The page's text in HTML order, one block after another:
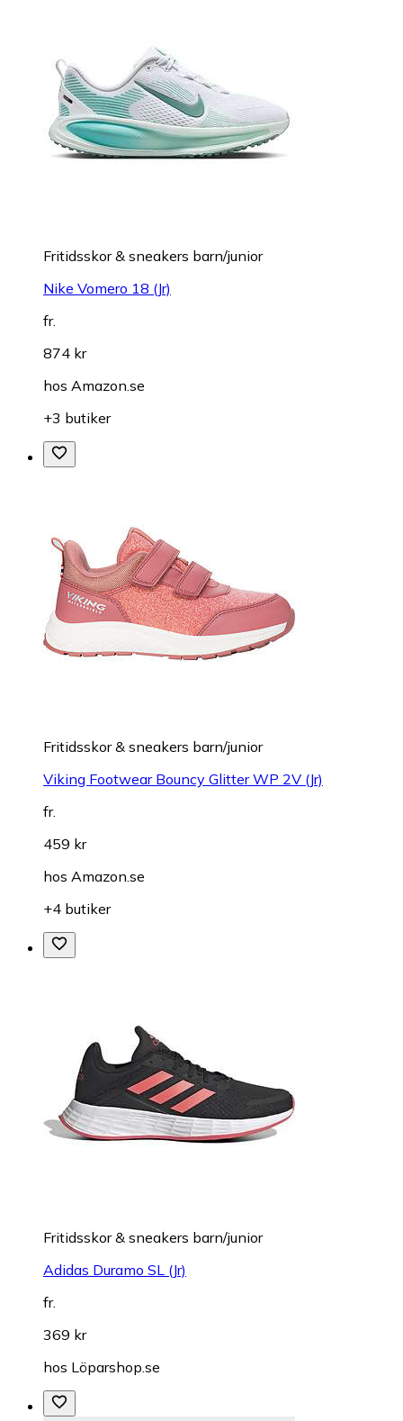
Fritidsskor & sneakers barn/junior
Nike Vomero 18 (Jr)
fr.
874 kr
hos Amazon.se
+3 butiker
Fritidsskor & sneakers barn/junior
Viking Footwear Bouncy Glitter WP 2V (Jr)
fr.
459 kr
hos Amazon.se
+4 butiker
Fritidsskor & sneakers barn/junior
Adidas Duramo SL (Jr)
fr.
369 kr
hos Löparshop.se